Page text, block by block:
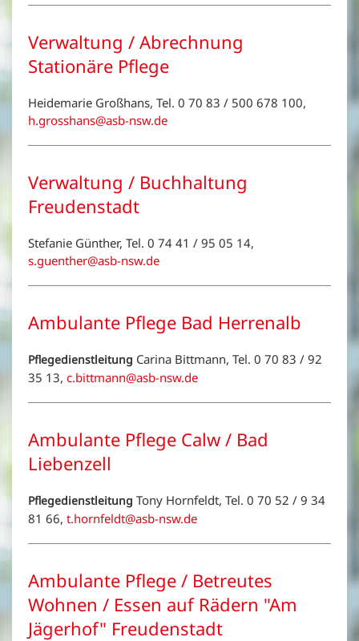
Verwaltung / Abrechnung
Stationäre Pflege
Heidemarie Großhans, Tel. 0 70 83 / 500 678 100,
h.grosshans@asb-nsw.de
Verwaltung / Buchhaltung
Freudenstadt
Stefanie Günther, Tel. 0 74 41 / 95 05 14,
s.guenther@asb-nsw.de
Ambulante Pflege Bad Herrenalb
Pflegedienstleitung Carina Bittmann, Tel. 0 70 83 / 92
35 13, c.bittmann@asb-nsw.de
Ambulante Pflege Calw / Bad
Liebenzell
Pflegedienstleitung Tony Hornfeldt, Tel. 0 70 52 / 9 34
81 66, t.hornfeldt@asb-nsw.de
Ambulante Pflege / Betreutes
Wohnen / Essen auf Rädern "Am
Jägerhof" Freudenstadt